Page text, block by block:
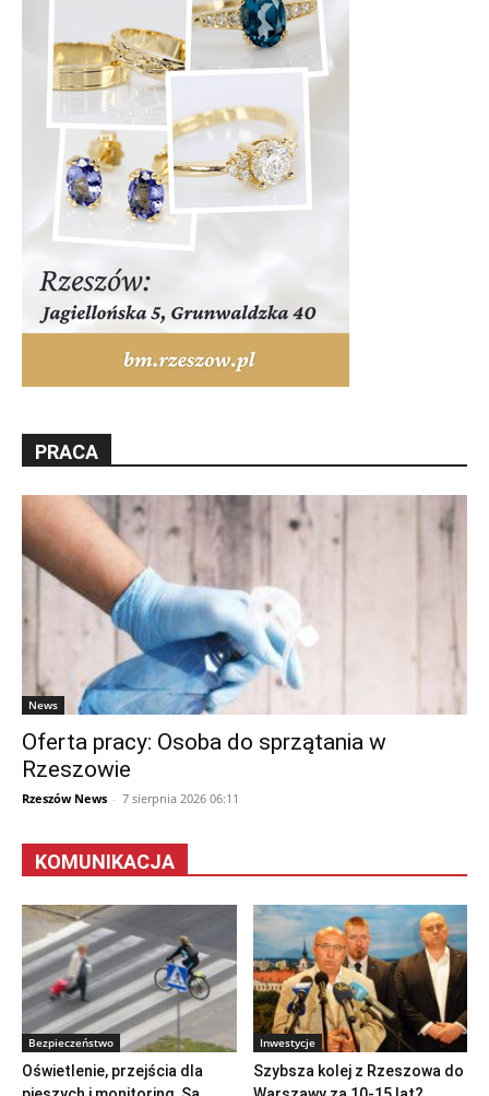
PRACA
News
Oferta pracy: Osoba do sprzątania w
Rzeszowie
Rzeszów News - 7 sierpnia 2026 06:11
KOMUNIKACJA
Bezpieczeństwo
Oświetlenie, przejścia dla
Inwestycje
Szybsza kolej z Rzeszowa do